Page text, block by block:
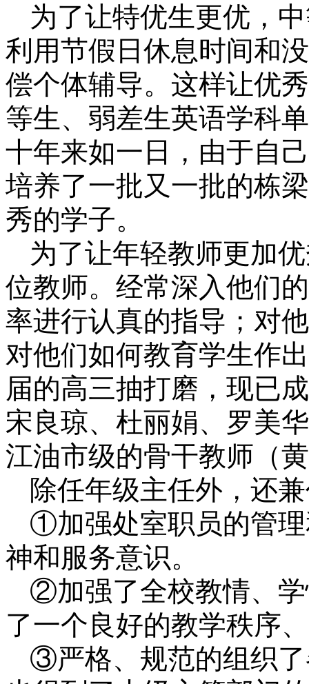
为了让特优生更优，
利用节假日休息时间和
偿个体辅导。这样让优
等生、弱差生英语学科
十年来如一日，由于自
培养了一批又一批的栋
秀的学子。
为了让年轻教师更加
位教师。经常深入他们
率进行认真的指导；对
对他们如何教育学生作
届的高三抽打磨，现已
宋良琼、杜丽娟、罗美
江油市级的骨干教师（
除任年级主任外，还
①加强处室职员的管
神和服务意识。
②加强了全校教情、
了一个良好的教学秩序
③严格、规范的组织